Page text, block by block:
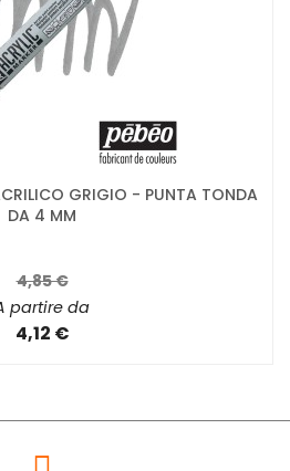
GRIGIO - PUNTA TONDA
DA 4 MM
4,85 €
partire da
4,12 €